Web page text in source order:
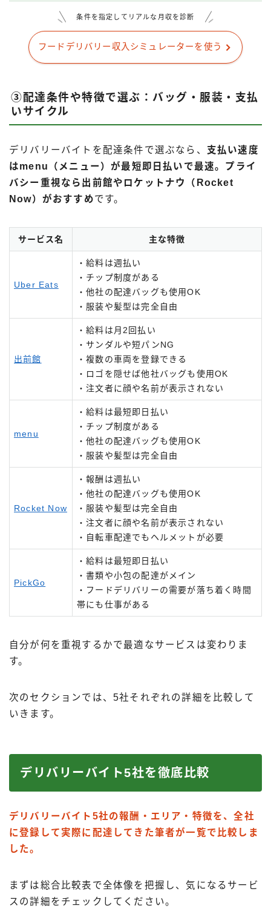
条件を指定してリアルな月収を診断
フードデリバリー収入シミュレーターを使う
③配達条件や特徴で選ぶ：バッグ・服装・支払
いサイクル
デリバリーバイトを配達条件で選ぶなら、 支払い速度
はmenu（メニュー）が最短即日払いで最速。プライ
バシー重視なら出前館やロケットナウ（Rocket
Now）がおすすめです。
サービス名 主な特徴
Uber Eats
・給料は週払い
・チップ制度がある
・他社の配達バッグも使用OK
・服装や髪型は完全自由
出前館
・給料は月2回払い
・サンダルや短パンNG
・複数の車両を登録できる
・ロゴを隠せば他社バッグも使用OK
・注文者に顔や名前が表示されない
menu
・給料は最短即日払い
・チップ制度がある
・他社の配達バッグも使用OK
・服装や髪型は完全自由
Rocket Now
・報酬は週払い
・他社の配達バッグも使用OK
・服装や髪型は完全自由
・注文者に顔や名前が表示されない
・自転車配達でもヘルメットが必要
PickGo
・給料は最短即日払い
・書類や小包の配達がメイン
・フードデリバリーの需要が落ち着く時間
帯にも仕事がある
自分が何を重視するかで最適なサービスは変わりま
す。
次のセクションでは、5社それぞれの詳細を比較して
いきます。
デリバリーバイト5社を徹底比較
デリバリーバイト5社の報酬・エリア・特徴を、全社
に登録して実際に配達してきた筆者が一覧で比較しま
した。
まずは総合比較表で全体像を把握し、気になるサービ
スの詳細をチェックしてください。